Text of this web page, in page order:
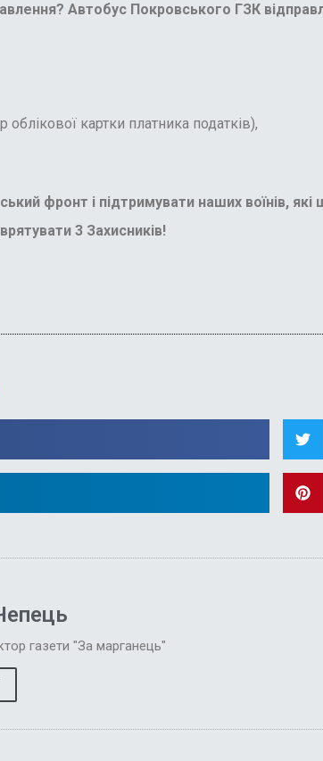
? Автобус Покровського ГЗК
картки платника податків),
фронт і підтримувати наших воїнів,
3 Захисників!
газети "За марганець"